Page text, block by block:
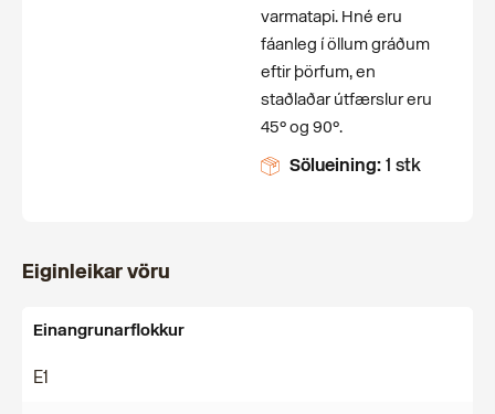
varmatapi. Hné eru
fáanleg í öllum gráðum
eftir þörfum, en
staðlaðar útfærslur eru
45° og 90°.
Sölueining:1 stk
Eiginleikar vöru
Einangrunarflokkur
E1